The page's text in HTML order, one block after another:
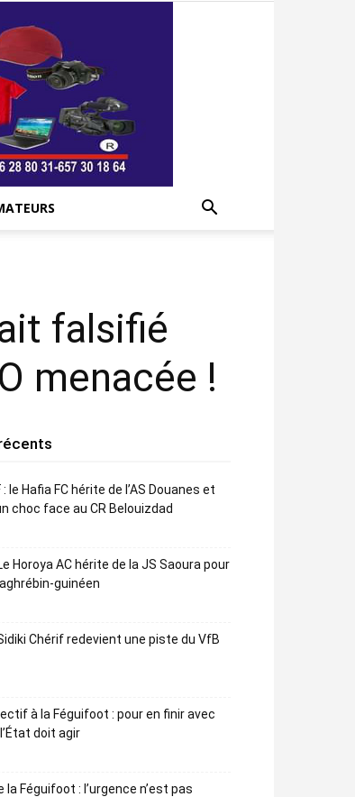
falsifié
menacée !
: le Hafia FC hérite de l’AS Douanes et
choc face au CR Belouizdad
Horoya AC hérite de la JS Saoura pour
guinéen
Chérif redevient une piste du VfB
à la Féguifoot : pour en finir avec
l’État doit agir
la Féguifoot : l’urgence n’est pas